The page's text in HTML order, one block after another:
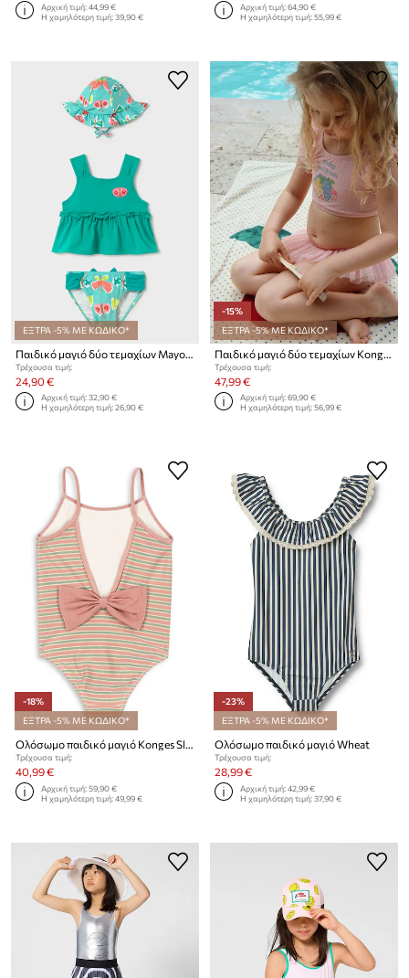
Αρχική τιμή:44,99 €
Η χαμηλότερη τιμή:39,90 €
Αρχική τιμή:64,90 €
Η χαμηλότερη τιμή:55,99 €
ΕΞΤΡΑ -5% ΜΕ ΚΩΔΙΚΟ*
Παιδικό μαγιό δύο τεμαχίων Mayoral
Τρέχουσα τιμή:
24,90 €
Αρχική τιμή:32,90 €
Η χαμηλότερη τιμή:26,90 €
-15%
ΕΞΤΡΑ -5% ΜΕ ΚΩΔΙΚΟ*
Παιδικό μαγιό δύο τεμαχίων Konges Sløjd AMANDINE BIKINI
Τρέχουσα τιμή:
47,99 €
Αρχική τιμή:69,90 €
Η χαμηλότερη τιμή:56,99 €
-18%
ΕΞΤΡΑ -5% ΜΕ ΚΩΔΙΚΟ*
Ολόσωμο παιδικό μαγιό Konges Sløjd BOWWOW SWIMSUIT
Τρέχουσα τιμή:
40,99 €
Αρχική τιμή:59,90 €
Η χαμηλότερη τιμή:49,99 €
-23%
ΕΞΤΡΑ -5% ΜΕ ΚΩΔΙΚΟ*
Ολόσωμο παιδικό μαγιό Wheat
Τρέχουσα τιμή:
28,99 €
Αρχική τιμή:42,99 €
Η χαμηλότερη τιμή:37,90 €